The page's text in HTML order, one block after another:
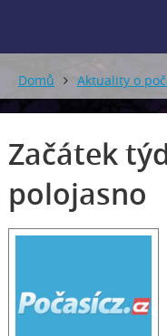
Domů Aktuality o
deštivý, pak polojasno
Začátek
polojasno